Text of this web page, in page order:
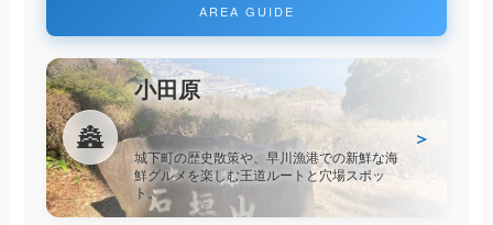
AREA GUIDE
🏯
小田原
城下町の歴史散策や、早川漁港での新鮮な海
鮮グルメを楽しむ王道ルートと穴場スポッ
ト。
＞